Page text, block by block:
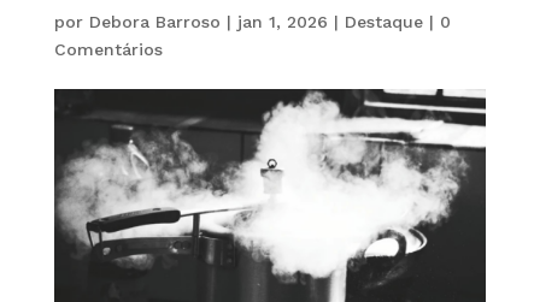
por Debora Barroso | jan 1, 2026 | Destaque| 0
Comentários